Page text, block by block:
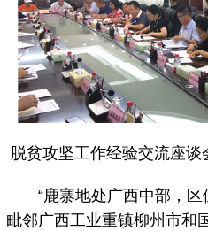
脱贫攻坚工作经验交流座
“鹿寨地处广西中部，区
毗邻广西工业重镇柳州市和